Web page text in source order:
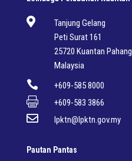

Tanjung Gelang
Peti Surat 161
25720 Kuantan Pahang
Malaysia
 +609-585 8000
 +609-583 3866
 lpktn@lpktn.gov.my
Pautan Pantas